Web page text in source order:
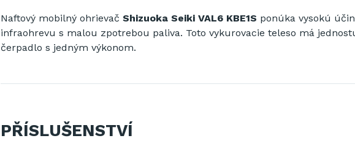
Naftový mobilný ohrievač Shizuoka Seiki VAL6 KBE1S ponúka vysokú
infraohrevu s malou zpotrebou paliva. Toto vykurovacie teleso má
čerpadlo s jedným výkonom.
PŘÍSLUŠENSTVÍ